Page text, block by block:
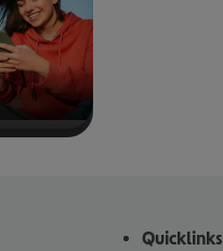
Quicklinks